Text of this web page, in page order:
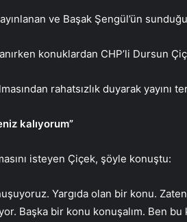
ve Başak Şengül’ün
konuklardan CHP’li Dursun
rahatsızlık duyarak yayını
kalıyorum”
isteyen Çiçek, şöyle konuştu:
Yargıda olan bir konu.
Başka bir konu konuşalım. Ben bu